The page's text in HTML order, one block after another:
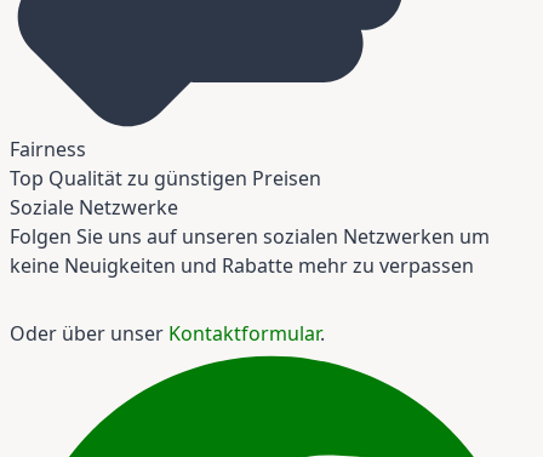
Fairness
Top Qualität zu günstigen Preisen
Soziale Netzwerke
Folgen Sie uns auf unseren sozialen Netzwerken um
keine Neuigkeiten und Rabatte mehr zu verpassen
Oder über unser Kontaktformular.